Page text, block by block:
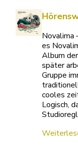
Novalima
es
Album
später
Gruppe
cooles
Logisch,